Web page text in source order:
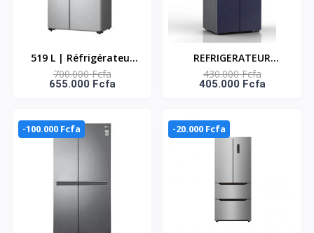
519 L | Réfrigérateur
côte à côte | Flux d'air
multiple | Dégivrage
GCFB507PQAM
700.000 Fcfa
655.000 Fcfa
REFRIGERATEUR
AMERICAIN QUATRE
PORTES NOIR FAST
SNASF2-64,4V1B
430.000 Fcfa
405.000 Fcfa
-100.000 Fcfa -20.000 Fcfa